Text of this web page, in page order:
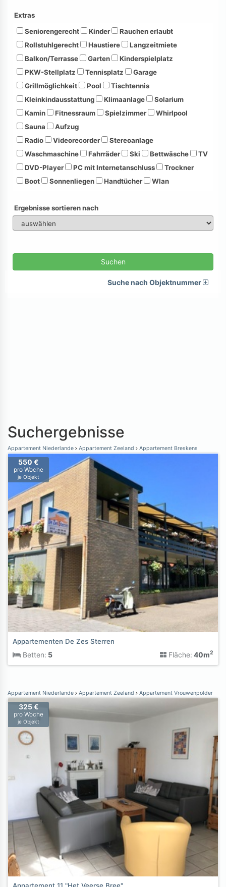
Extras
Seniorengerecht
Kinder
Rauchen erlaubt
Rollstuhlgerecht
Haustiere
Langzeitmiete
Balkon/Terrasse
Garten
Kinderspielplatz
PKW-Stellplatz
Tennisplatz
Garage
Grillmöglichkeit
Pool
Tischtennis
Kleinkindausstattung
Klimaanlage
Solarium
Kamin
Fitnessraum Spielzimmer
Whirlpool
Sauna
Aufzug
Radio
Videorecorder
Stereoanlage
Waschmaschine
Fahrräder Ski Bettwäsche
TV
DVD-Player
PC mit Internetanschluss
Trockner
Boot
Sonnenliegen Handtücher Wlan
Ergebnisse sortieren nach
Suchen
Suche nach Objektnummer
Suchergebnisse
Appartement Niederlande Appartement Zeeland Appartement Breskens
550 €
pro Woche
je Objekt
Appartementen De Zes Sterren
Betten: 5 Fläche: 40m2
Appartement Niederlande Appartement Zeeland Appartement Vrouwenpolder
325 €
pro Woche
je Objekt